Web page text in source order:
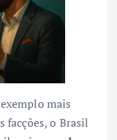
mais
facções, o Brasil